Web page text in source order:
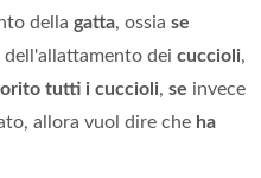
della gatta, ossia se
dell'allattamento dei cuccioli,
tutti i cuccioli, se invece
allora vuol dire che ha